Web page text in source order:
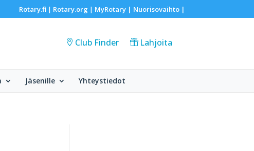
Rotary.fi| Rotary.org | MyRotary | Nuorisovaihto|
Club Finder Lahjoita
Jäsenille Yhteystiedot